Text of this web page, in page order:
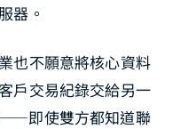
器。
也不願意將核心資料
戶交易紀錄交給另一
即使雙方都知道聯